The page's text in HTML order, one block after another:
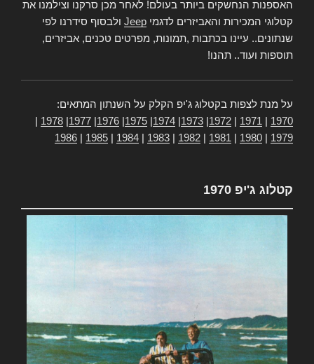
האספנות הנחשקים ביותר בעולם! לאחר מכן סרקנו וצילמנו את
קטלוגי המכירות והאביזרים לדגמי Jeep ולבסוף סידרנו לפי
שנתונים.. עיינו בכתבות ,תמונות, מפרטים טכנים, אביזרים,
תוספות ועוד.. תהנו!
על מנת לצפות בקטלוג ג'יפ הקלק על השנתון המתאים:
1970
1971
1972
1973
1974
1975
1976
1977
1978
1979
1980
1981
1982
1983
1984
1985
1986
קטלוג ג'יפ 1970